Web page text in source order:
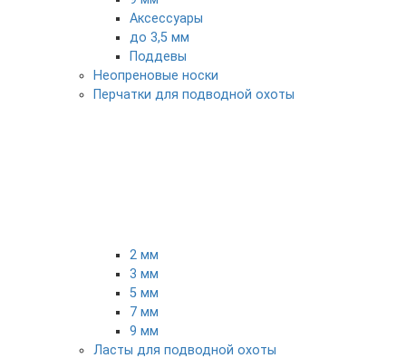
Аксессуары
до 3,5 мм
Поддевы
Неопреновые носки
Перчатки для подводной охоты
2 мм
3 мм
5 мм
7 мм
9 мм
Ласты для подводной охоты